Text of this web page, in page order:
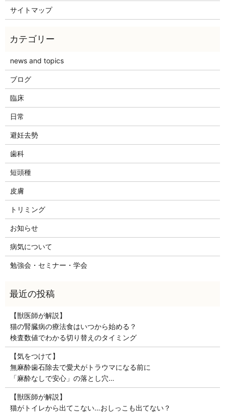
サイトマップ
news and topics
ブログ
臨床
日常
避妊去勢
歯科
短頭種
皮膚
トリミング
お知らせ
病気について
勉強会・セミナー・学会
【獣医師が解説】
猫の腎臓病の療法食はいつから始める？
検査数値でわかる切り替えのタイミング
【気をつけて】
無麻酔歯石除去で愛犬がトラウマになる前に
「麻酔なしで安心」の落とし穴…
【獣医師が解説】
猫がトイレから出てこない…おしっこも出てない？